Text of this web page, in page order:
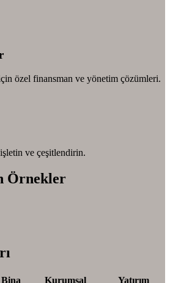
özel finansman ve yönetim çözümleri.
ve çeşitlendirin.
Örnekler
Kurumsal
Yatırım